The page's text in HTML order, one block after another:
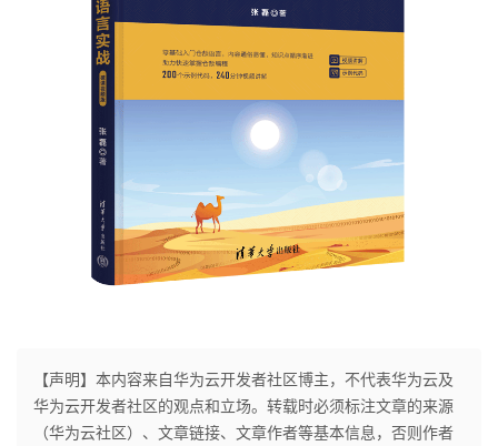
藏
【声明】本内容来自华为云开发者社区博主，不代表华为云及
华为云开发者社区的观点和立场。转载时必须标注文章的来源
（华为云社区）、文章链接、文章作者等基本信息，否则作者